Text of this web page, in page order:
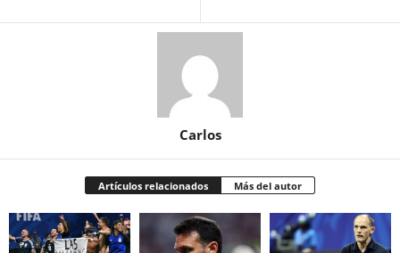
Carlos
Artículos relacionados Más del autor